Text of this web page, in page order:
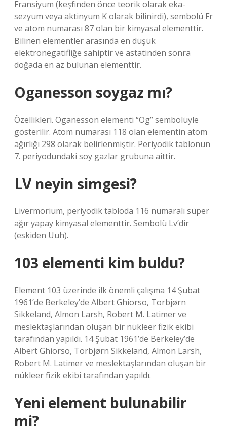
Fransiyum (keşfinden önce teorik olarak eka-
sezyum veya aktinyum K olarak bilinirdi), sembolü Fr
ve atom numarası 87 olan bir kimyasal elementtir.
Bilinen elementler arasında en düşük
elektronegatifliğe sahiptir ve astatinden sonra
doğada en az bulunan elementtir.
Oganesson soygaz mı?
Özellikleri. Oganesson elementi “Og” sembolüyle
gösterilir. Atom numarası 118 olan elementin atom
ağırlığı 298 olarak belirlenmiştir. Periyodik tablonun
7. periyodundaki soy gazlar grubuna aittir.
LV neyin simgesi?
Livermorium, periyodik tabloda 116 numaralı süper
ağır yapay kimyasal elementtir. Sembolü Lv’dir
(eskiden Uuh).
103 elementi kim buldu?
Element 103 üzerinde ilk önemli çalışma 14 Şubat
1961’de Berkeley’de Albert Ghiorso, Torbjørn
Sikkeland, Almon Larsh, Robert M. Latimer ve
meslektaşlarından oluşan bir nükleer fizik ekibi
tarafından yapıldı. 14 Şubat 1961’de Berkeley’de
Albert Ghiorso, Torbjørn Sikkeland, Almon Larsh,
Robert M. Latimer ve meslektaşlarından oluşan bir
nükleer fizik ekibi tarafından yapıldı.
Yeni element bulunabilir
mi?